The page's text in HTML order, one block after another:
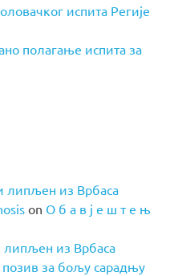
испита Регије
полагање испита за
липљен из Врбаса
on О б а в ј е ш т е њ
липљен из Врбаса
за бољу сарадњу